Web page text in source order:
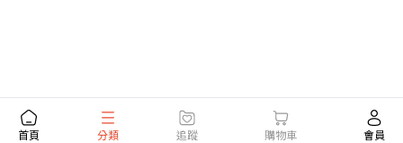
首頁 分類 追蹤 購物車 會員